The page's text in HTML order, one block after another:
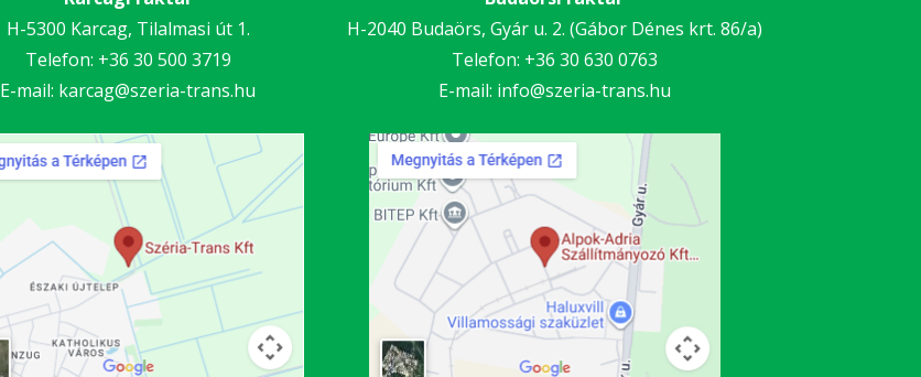
H-5300 Karcag, Tilalmasi út 1.
Telefon: +36 30 500 3719
E-mail: karcag@szeria-trans.hu
H-2040 Budaörs, Gyár u. 2. (Gábor Dénes krt. 86/a)
Telefon: +36 30 630 0763
E-mail: info@szeria-trans.hu